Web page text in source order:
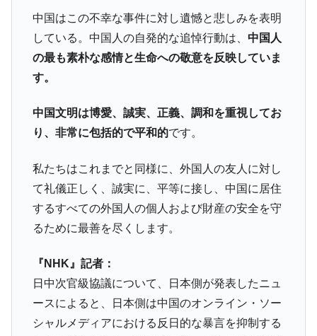
中国はこの不幸な事件に対し遺憾と悲しみを表明
している。中国人の自発的な追悼行動は、 中国人
の最も素朴な感情と生命への敬意を反映していま
す。
中国文明は博愛、誠実、正義、調和を重視してお
り、非常に包括的で平和的です。
私たちはこれまでと同様に、外国人の友人に対し
て礼儀正しく、誠実に、平等に接し、中国に居住
するすべての外国人の個人および財産の安全を守
るために最善を尽くします。
『NHK』記者：
日中次官級協議について、日本側が発表したニュ
ースによると、日本側は中国のオンライン・ソー
シャルメディアにおける反日的な暴言を抑制する